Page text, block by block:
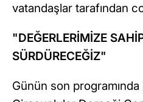
vatandaşlar tarafından
"DEĞERLERİMİZE
SÜRDÜRECEĞİZ"
Günün son